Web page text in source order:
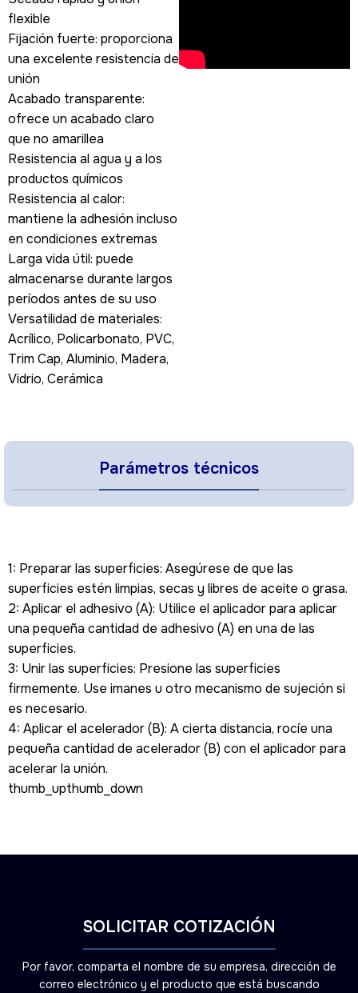
flexible
Fijación fuerte: proporciona
una excelente resistencia de
unión
Acabado transparente:
ofrece un acabado claro
que no amarillea
Resistencia al agua y a los
productos químicos
Resistencia al calor:
mantiene la adhesión incluso
en condiciones extremas
Larga vida útil: puede
almacenarse durante largos
períodos antes de su uso
Versatilidad de materiales:
Acrílico, Policarbonato, PVC,
Trim Cap, Aluminio, Madera,
Vidrio, Cerámica
Parámetros técnicos
1: Preparar las superficies: Asegúrese de que las
superficies estén limpias, secas y libres de aceite o grasa.
2: Aplicar el adhesivo (A): Utilice el aplicador para aplicar
una pequeña cantidad de adhesivo (A) en una de las
superficies.
3: Unir las superficies: Presione las superficies
firmemente. Use imanes u otro mecanismo de sujeción si
es necesario.
4: Aplicar el acelerador (B): A cierta distancia, rocíe una
pequeña cantidad de acelerador (B) con el aplicador para
acelerar la unión.
thumb_upthumb_down
SOLICITAR COTIZACIÓN
Por favor, comparta el nombre de su empresa, dirección de
correo electrónico y el producto que está buscando